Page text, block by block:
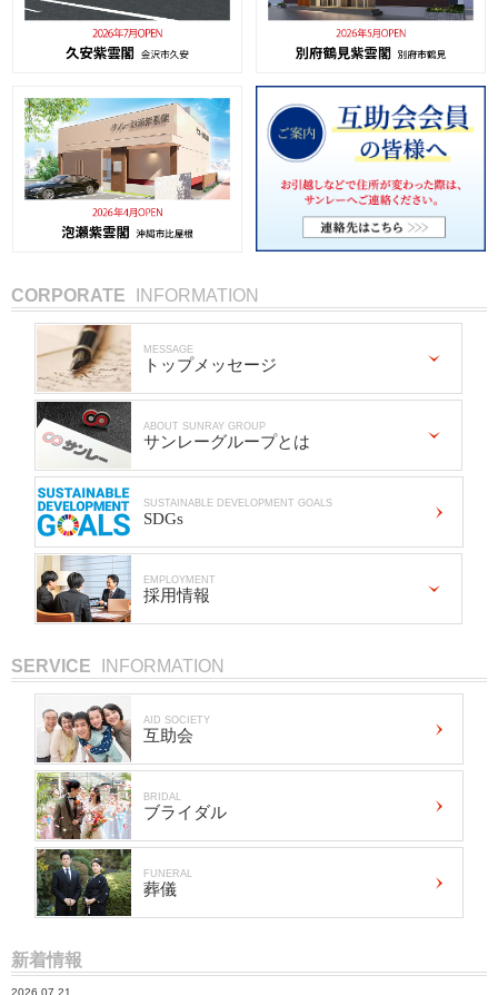
CORPORATE INFORMATION
MESSAGE
トップメッセージ
ABOUT SUNRAY GROUP
サンレーグループとは
SUSTAINABLE DEVELOPMENT GOALS
SDGs
EMPLOYMENT
採用情報
SERVICE INFORMATION
AID SOCIETY
互助会
BRIDAL
ブライダル
FUNERAL
葬儀
新着情報
2026.07.21